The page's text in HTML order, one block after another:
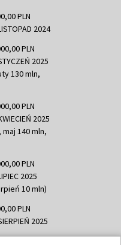
PLN
2024
PLN
2025
130 mln,
PLN
2025
140 mln,
PLN
2025
10 mln)
PLN
2025